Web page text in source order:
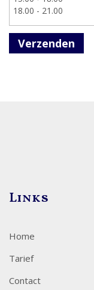
Verzenden
Links
Home
Tarief
Contact